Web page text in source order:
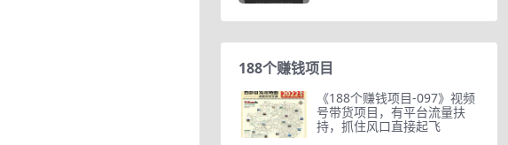
188个赚钱项目
《188个赚钱项目-097》视频
号带货项目，有平台流量扶
持，抓住风口直接起飞